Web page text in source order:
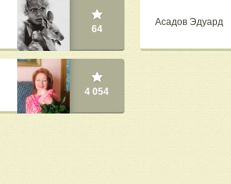
64
4 054
Асадов Эдуард